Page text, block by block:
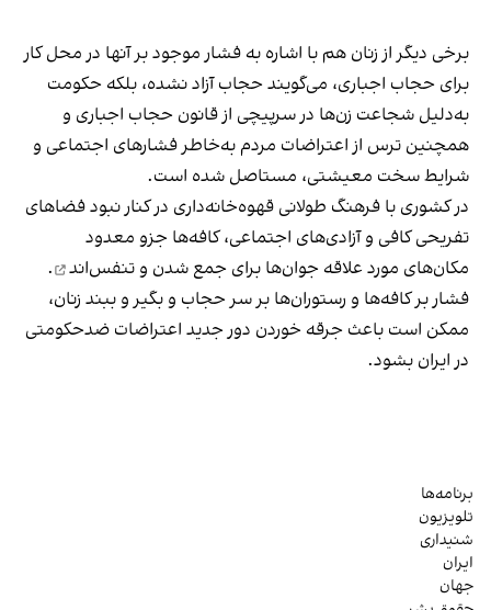
برخی دیگر از زنان هم با اشاره به فشار موجود بر آنها در محل کار
برای حجاب اجباری، می‌گویند حجاب آزاد نشده، بلکه حکومت
به‌دلیل شجاعت زن‌ها در سرپیچی از قانون حجاب اجباری و
همچنین ترس از اعتراضات مردم به‌خاطر فشارهای اجتماعی و
شرایط سخت معیشتی، مستاصل شده است.
در کشوری با فرهنگ طولانی قهوه‌‌خانه‌داری در کنار نبود فضاهای
تفریحی کافی و آزادی‌های اجتماعی، کافه‌ها جزو معدود
مکان‌های مورد علاقه جوان‌ها برای جمع شدن و تنفس‌اند
.
فشار بر کافه‌ها و رستوران‌ها بر سر حجاب و بگیر و ببند زنان،
ممکن است باعث جرقه خوردن دور جدید اعتراضات ضدحکومتی
در ایران بشود.
برنامه‌ها
تلویزیون
شنیداری
ایران
جهان